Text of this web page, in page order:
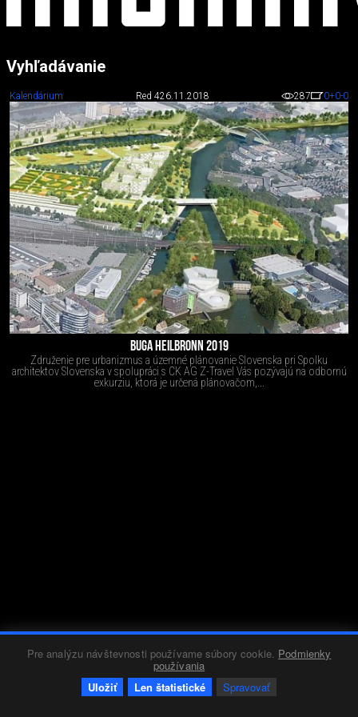
Pre analýzu návštevnosti používame súbory cookie. Podmienky
používania
Uložiť
Len štatistické Spravovať
Vyhľadávanie
Kalendárium Red 426.11.2018 287 0+0-0
BUGA HEILBRONN 2019
Združenie pre urbanizmus a územné plánovanie Slovenska pri Spolku
architektov Slovenska v spolupráci s CK AG Z-Travel Vás pozývajú na odbornú
exkurziu, ktorá je určená plánovačom,...